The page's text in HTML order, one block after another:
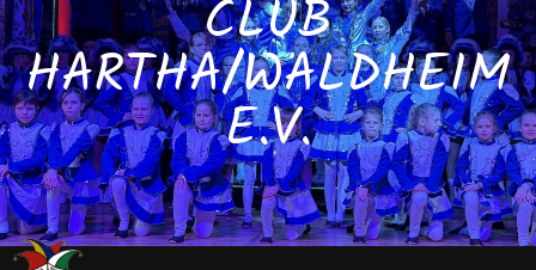
CLUB
HARTHA/WALDHEIM
E.V.